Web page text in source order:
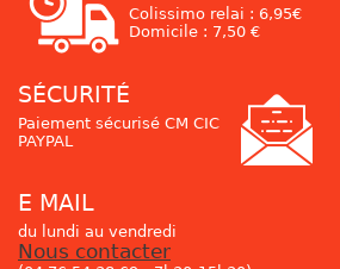
Colissimo relai : 6,95€
Domicile : 7,50 €
SÉCURITÉ
Paiement sécurisé CM CIC
PAYPAL
E MAIL
du lundi au vendredi
Nous contacter